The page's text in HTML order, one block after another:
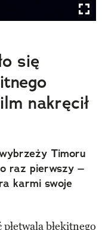
się
nakręcił
Timoru
raz pierwszy –
karmi swoje